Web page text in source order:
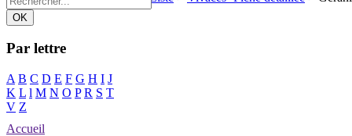
Par lettre
A B C D E F G H I J
K L l M N O P R S T
V Z
Accueil